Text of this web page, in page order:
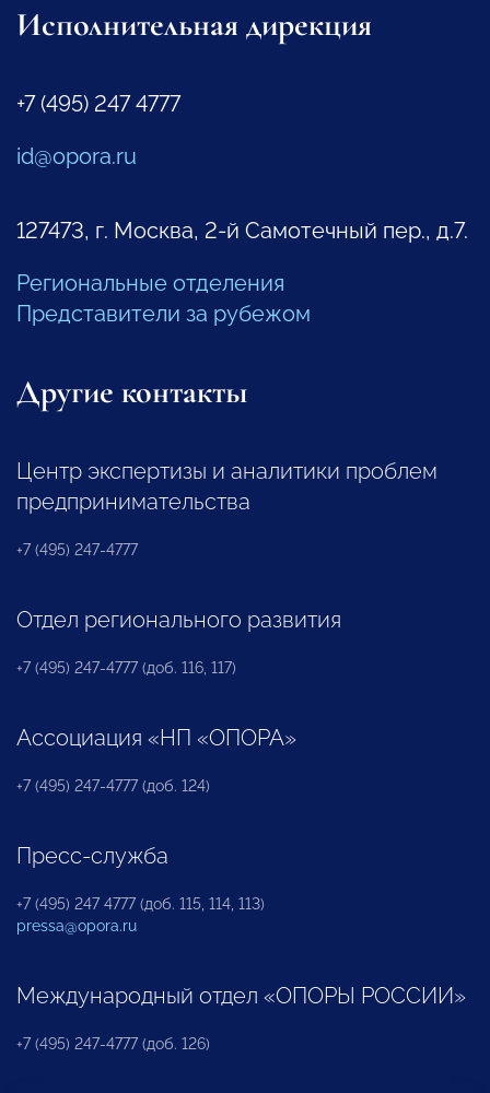
Исполнительная дирекция
+7 (495) 247 4777
id@opora.ru
127473, г. Москва, 2-й Самотечный пер., д.7.
Региональные отделения
Представители за рубежом
Другие контакты
Центр экспертизы и аналитики проблем
предпринимательства
+7 (495) 247-4777
Отдел регионального развития
+7 (495) 247-4777 (доб. 116, 117)
Ассоциация «НП «ОПОРА»
+7 (495) 247-4777 (доб. 124)
Пресс-служба
+7 (495) 247 4777 (доб. 115, 114, 113)
pressa@opora.ru
Международный отдел «ОПОРЫ РОССИИ»
+7 (495) 247-4777 (доб. 126)